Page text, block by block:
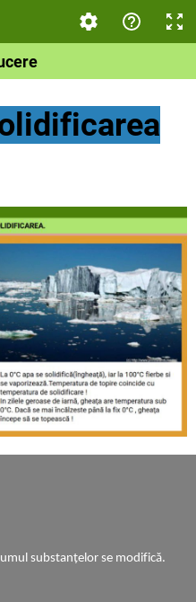
substanţelor se modifică.